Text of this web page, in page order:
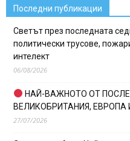
Последни публикации
Светът през последната
политически трусове,
интелект
06/08/2026
НАЙ-ВАЖНОТО ОТ
ВЕЛИКОБРИТАНИЯ, ЕВРОПА
27/07/2026